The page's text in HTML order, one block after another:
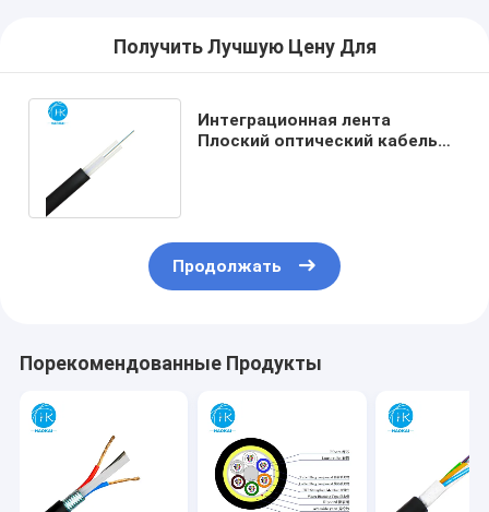
Получить Лучшую Цену Для
Интеграционная лента
Плоский оптический кабель
Продолжать
Порекомендованные Продукты